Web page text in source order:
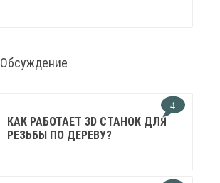
Обсуждение
4
КАК РАБОТАЕТ 3D СТАНОК ДЛЯ
РЕЗЬБЫ ПО ДЕРЕВУ?